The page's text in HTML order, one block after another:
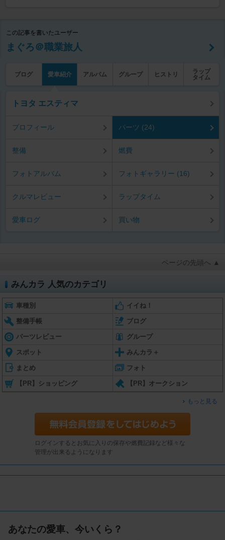
この記事を書いたユーザー
まぐろ＠職業旅人
ブログ 愛車紹介 アルバム グループ ヒストリ
ラップ
タイム
トヨタ エスティマ
プロフィール パーツ (24)
整備 燃費
フォトアルバム フォトギャラリー (16)
クルマレビュー ラップタイム
愛車ログ 買い物
ページの先頭へ ▲
みんカラ 人気のカテゴリ
車種別 イイね！
整備手帳 ブログ
パーツレビュー グループ
スポット みんカラ＋
まとめ フォト
【PR】ショッピング 【PR】オークション
もっと見る
ログインするとお気に入りの保存や燃費記録など様々な
管理が出来るようになります
あなたの愛車、今いくら？